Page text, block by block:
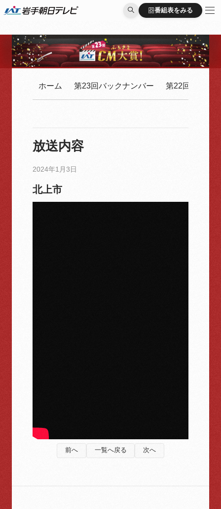
番組表をみる
番組表をみる
ホーム 第23回バックナンバー 第22回バック
放送内容
2024年1月3日
北上市
前へ 一覧へ戻る 次へ